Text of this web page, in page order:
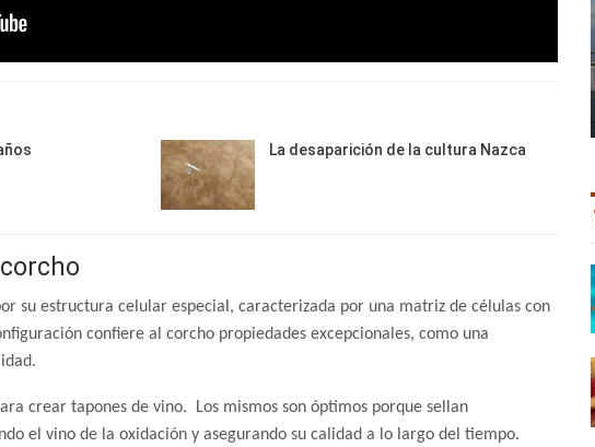
La desaparición de la cultura Nazca
su estructura celular especial, caracterizada por una matriz de células con
confiere al corcho propiedades excepcionales, como una
crear tapones de vino. Los mismos son óptimos porque sellan
el vino de la oxidación y asegurando su calidad a lo largo del tiempo.